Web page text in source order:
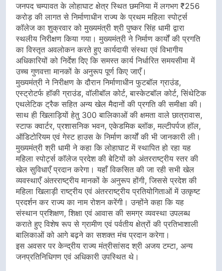
जनपद चम्पावत के लोहाघाट क्षेत्र स्थित छमनिया में लगभग ₹256
करोड़ की लागत से निर्माणाधीन राज्य के प्रथम महिला स्पोर्ट्स
कॉलेज का शुक्रवार को मुख्यमंत्री श्री पुष्कर सिंह धामी द्वारा
स्थलीय निरीक्षण किया गया। मुख्यमंत्री ने निर्माण कार्यों की प्रगति
का विस्तृत अवलोकन करते हुए कार्यदायी संस्था एवं विभागीय
अधिकारियों को निर्देश दिए कि समस्त कार्य निर्धारित समयसीमा में
उच्च गुणवत्ता मानकों के अनुरूप पूर्ण किए जाएँ।
मुख्यमंत्री ने निरीक्षण के दौरान निर्माणाधीन फुटबॉल ग्राउंड,
एस्ट्रोटर्फ हॉकी ग्राउंड, वॉलीबॉल कोर्ट, बास्केटबॉल कोर्ट, सिंथेटिक
एथलेटिक ट्रैक सहित अन्य खेल मैदानों की प्रगति की समीक्षा की।
साथ ही खिलाड़ियों हेतु 300 बालिकाओं की क्षमता वाले छात्रावास,
स्टाफ क्वार्टर, प्रशासनिक भवन, एकेडमिक ब्लॉक, मल्टीपर्पज हॉल,
ऑडिटोरियम एवं गेस्ट हाउस के निर्माण कार्यों की भी जानकारी ली।
मुख्यमंत्री श्री धामी ने कहा कि लोहाघाट में स्थापित हो रहा यह
महिला स्पोर्ट्स कॉलेज प्रदेश की बेटियों को अंतरराष्ट्रीय स्तर की
खेल सुविधाएँ प्रदान करेगा। यहाँ विकसित की जा रही सभी खेल
व्यवस्थाएँ अंतरराष्ट्रीय मानकों के अनुरूप होंगी, जिससे प्रदेश की
महिला खिलाड़ी राष्ट्रीय एवं अंतरराष्ट्रीय प्रतियोगिताओं में उत्कृष्ट
प्रदर्शन कर राज्य का नाम रोशन करेंगी। उन्होंने कहा कि यह
संस्थान प्रशिक्षण, शिक्षा एवं आवास की समग्र व्यवस्था उपलब्ध
कराते हुए विशेष रूप से ग्रामीण एवं पर्वतीय क्षेत्रों की प्रतिभाशाली
बालिकाओं को आगे बढ़ने का सशक्त मंच प्रदान करेगा।
इस अवसर पर केन्द्रीय राज्य मंत्रीसांसद श्री अजय टम्टा, अन्य
जनप्रतिनिधिगण एवं अधिकारी उपस्थित थे।